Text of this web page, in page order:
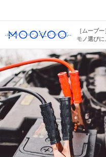
［ムーブー
モノ選びに